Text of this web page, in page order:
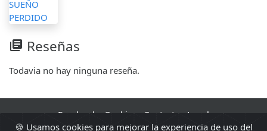
library_books Reseñas
Todavia no hay ninguna reseña.
🍪 Usamos cookies para mejorar la experiencia de uso del
Facebook Cookies Contacto Legal